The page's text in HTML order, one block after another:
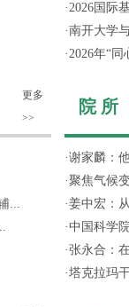
更多
>>
...
·2026国际
·南开大学
·2026年“
院 所
·谢家麟：
·聚焦气候
·姜中宏：
·中国科学
·张永合：
·塔克拉玛